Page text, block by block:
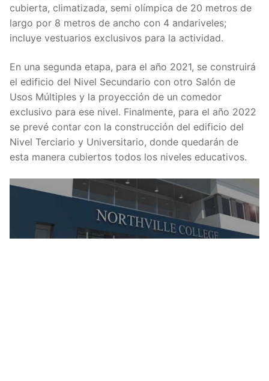
cubierta, climatizada, semi olímpica de 20 metros de
largo por 8 metros de ancho con 4 andariveles;
incluye vestuarios exclusivos para la actividad.
En una segunda etapa, para el año 2021, se construirá
el edificio del Nivel Secundario con otro Salón de
Usos Múltiples y la proyección de un comedor
exclusivo para ese nivel. Finalmente, para el año 2022
se prevé contar con la construcción del edificio del
Nivel Terciario y Universitario, donde quedarán de
esta manera cubiertos todos los niveles educativos.